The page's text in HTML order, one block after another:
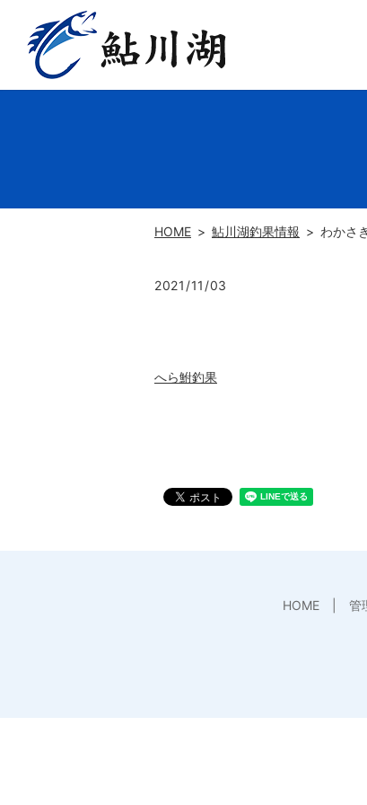
HOME 鮎川湖釣果情報 わかさ
2021/11/03
へら鮒釣果
HOME 管